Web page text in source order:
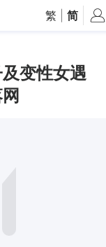
繁 简
变性女遇